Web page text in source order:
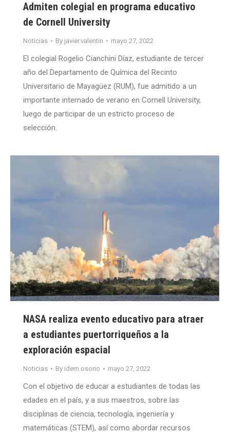
Admiten colegial en programa educativo
de Cornell University
Noticias By javier.valentin mayo 27, 2022
El colegial Rogelio Cianchini Díaz, estudiante de tercer
año del Departamento de Química del Recinto
Universitario de Mayagüez (RUM), fue admitido a un
importante internado de verano en Cornell University,
luego de participar de un estricto proceso de
selección.
NASA realiza evento educativo para atraer
a estudiantes puertorriqueños a la
exploración espacial
Noticias By idem.osorio mayo 27, 2022
Con el objetivo de educar a estudiantes de todas las
edades en el país, y a sus maestros, sobre las
disciplinas de ciencia, tecnología, ingeniería y
matemáticas (STEM), así como abordar recursos